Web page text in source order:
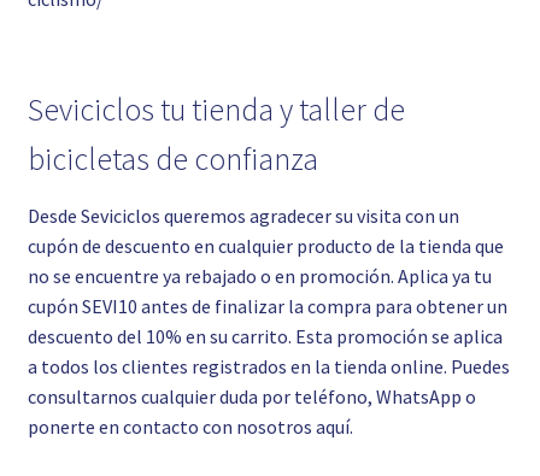
Seviciclos tu tienda y taller de
bicicletas de confianza
Desde Seviciclos queremos agradecer su visita con un
cupón de descuento en cualquier producto de la tienda que
no se encuentre ya rebajado o en promoción. Aplica ya tu
cupón SEVI10 antes de finalizar la compra para obtener un
descuento del 10% en su carrito. Esta promoción se aplica
a todos los clientes registrados en la tienda online. Puedes
consultarnos cualquier duda por teléfono, WhatsApp o
ponerte en contacto con nosotros aquí.